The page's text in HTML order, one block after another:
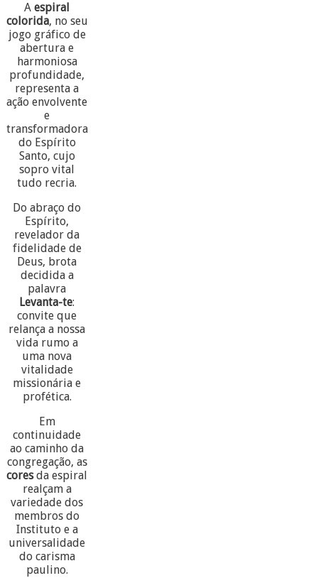
Aespiral
colorida, no seu
jogo gráfico de
abertura e
harmoniosa
profundidade,
representa a
ação envolvente
e
transformadora
do Espírito
Santo, cujo
sopro vital
tudo recria.
Do abraço do
Espírito,
revelador da
fidelidade de
Deus, brota
decidida a
palavra
Levanta-te:
convite que
relança a nossa
vida rumo a
uma nova
vitalidade
missionária e
profética.
Em
continuidade
ao caminho da
congregação, as
coresda espiral
realçam a
variedade dos
membros do
Instituto e a
universalidade
do carisma
paulino.